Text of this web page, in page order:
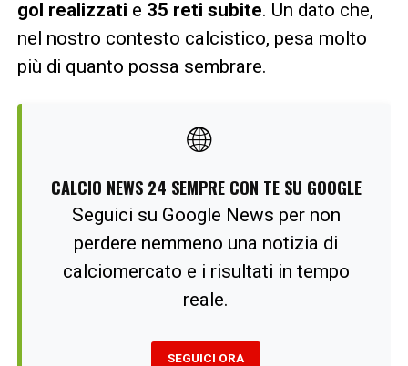
gol realizzati e 35 reti subite. Un dato che,
nel nostro contesto calcistico, pesa molto
più di quanto possa sembrare.
🌐
CALCIO NEWS 24 SEMPRE CON TE SU GOOGLE
Seguici su Google News per non
perdere nemmeno una notizia di
calciomercato e i risultati in tempo
reale.
SEGUICI ORA